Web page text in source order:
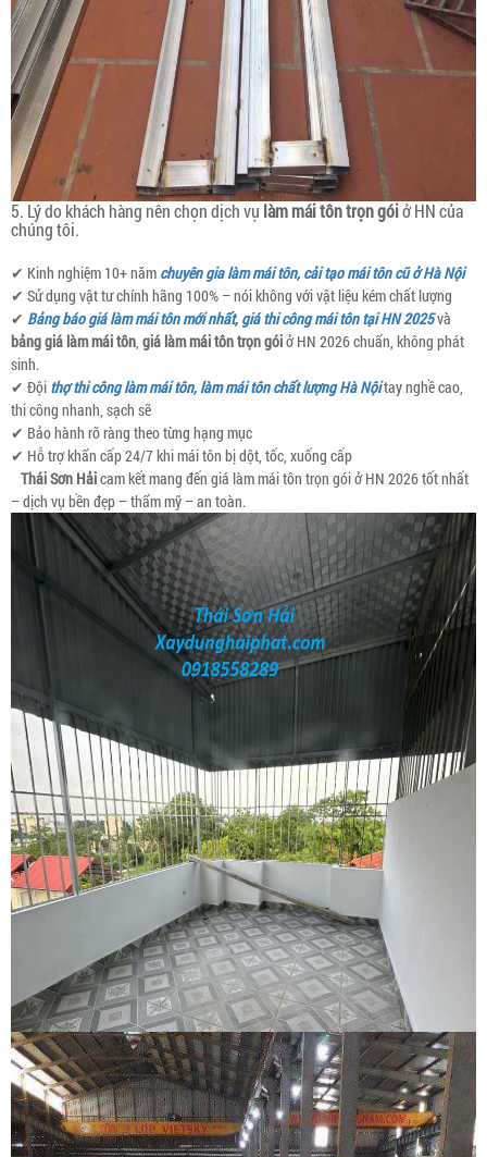
5. Lý do khách hàng nên chọn dịch vụ làm mái tôn trọn góiở HN của
chúng tôi.
✔ Kinh nghiệm 10+ năm chuyên gia làm mái tôn, cải tạo mái tôn cũ ở Hà Nội
✔ Sử dụng vật tư chính hãng 100% – nói không với vật liệu kém chất lượng
✔ Bảng báo giá làm mái tôn mới nhất, giá thi công mái tôn tại HN 2025và
bảng giá làm mái tôn, giá làm mái tôn trọn góiở HN 2026 chuẩn, không phát
sinh.
✔ Đội thợ thi công làm mái tôn, làm mái tôn chất lượng Hà Nộitay nghề cao,
thi công nhanh, sạch sẽ
✔ Bảo hành rõ ràng theo từng hạng mục
✔ Hỗ trợ khẩn cấp 24/7 khi mái tôn bị dột, tốc, xuống cấp
Thái Sơn Hảicam kết mang đến giá làm mái tôn trọn gói ở HN 2026 tốt nhất
– dịch vụ bền đẹp – thẩm mỹ – an toàn.